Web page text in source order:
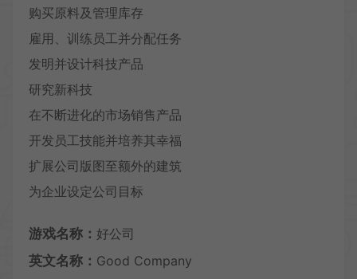
购买原料及管理库存
雇用、训练员工并分配任务
发明并设计科技产品
研究新科技
在不断进化的市场销售产品
开发员工技能并培养其幸福
扩展公司版图至额外的建筑
为企业设定公司目标
游戏名称： 好公司
英文名称： Good Company